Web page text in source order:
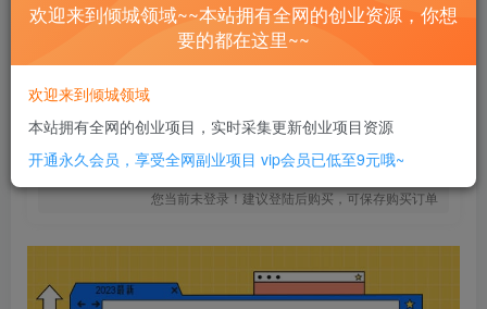
此内容为付费资源，请付费后查看
6
立即购买
您当前未登录！建议登陆后购买，可保存购买订单
欢迎来到倾城领域~~本站拥有全网的创业资源，你想
要的都在这里~~
欢迎来到倾城领域
本站拥有全网的创业项目，实时采集更新创业项目资源
开通永久会员，享受全网副业项目 vip会员已低至9元哦~